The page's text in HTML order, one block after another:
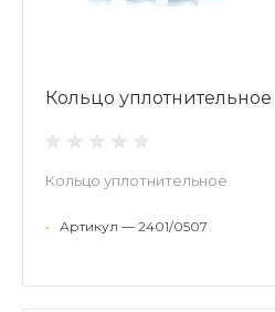
Кольцо уплотнительное
Кольцо уплотнительное
• Артикул — 2401/0507